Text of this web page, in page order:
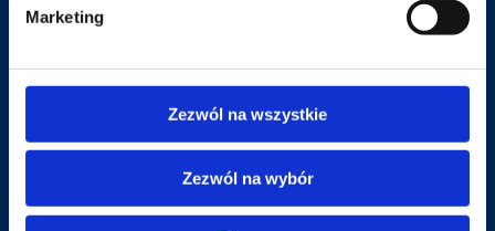
Marketing
Zezwól na wszystkie
Zezwól na wybór